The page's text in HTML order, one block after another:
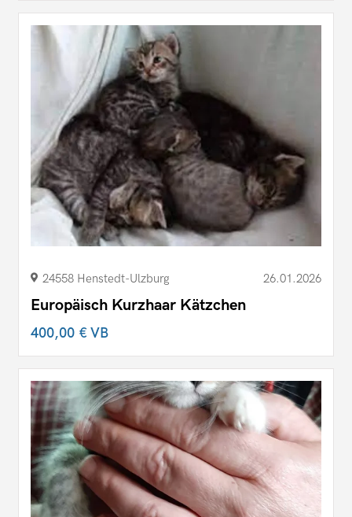
24558 Henstedt-Ulzburg 26.01.2026
Europäisch Kurzhaar Kätzchen
400,00 €VB